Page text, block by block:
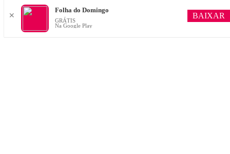
✕
Folha do Domingo
GRÁTIS
Na Google Play
BAIXAR